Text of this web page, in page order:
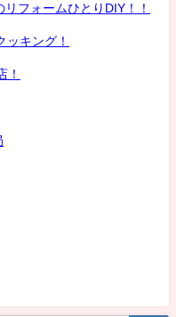
フォームひとりDIY！！
ッキング！
！